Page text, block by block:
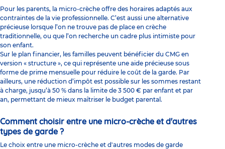
Pour les parents, la micro-crèche offre des horaires adaptés aux
contraintes de la vie professionnelle. C’est aussi une alternative
précieuse lorsque l’on ne trouve pas de place en crèche
traditionnelle, ou que l’on recherche un cadre plus intimiste pour
son enfant.
Sur le plan financier, les familles peuvent bénéficier du CMG en
version « structure », ce qui représente une aide précieuse sous
forme de prime mensuelle pour réduire le coût de la garde. Par
ailleurs, une réduction d’impôt est possible sur les sommes restant
à charge, jusqu’à 50 % dans la limite de 3 500 € par enfant et par
an, permettant de mieux maîtriser le budget parental.
Comment choisir entre une micro-crèche et d'autres
types de garde ?
Le choix entre une micro-crèche et d'autres modes de garde